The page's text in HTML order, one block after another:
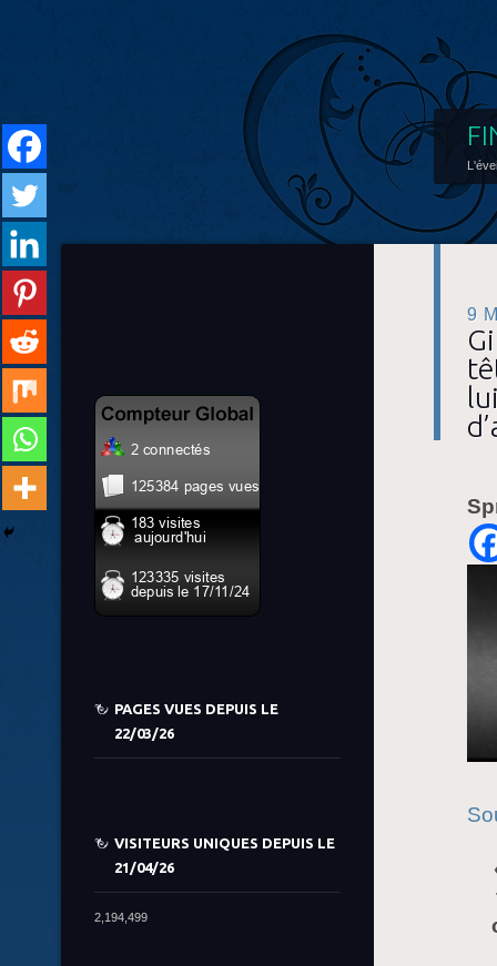
9
PAGES VUES DEPUIS LE
22/03/26
VISITEURS UNIQUES DEPUIS LE
21/04/26
2,194,499